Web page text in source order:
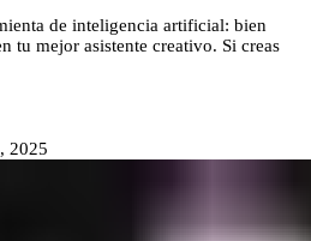
de inteligencia artificial: bien
tu mejor asistente creativo. Si creas
2025